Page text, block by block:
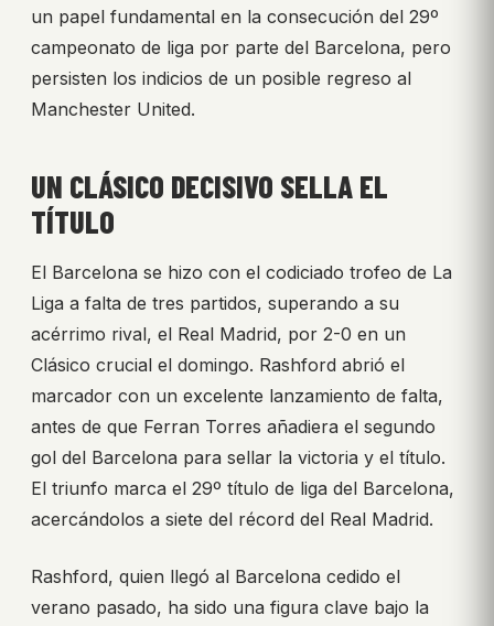
un papel fundamental en la consecución del 29º
campeonato de liga por parte del Barcelona, pero
persisten los indicios de un posible regreso al
Manchester United.
UN CLÁSICO DECISIVO SELLA EL
TÍTULO
El Barcelona se hizo con el codiciado trofeo de La
Liga a falta de tres partidos, superando a su
acérrimo rival, el Real Madrid, por 2-0 en un
Clásico crucial el domingo. Rashford abrió el
marcador con un excelente lanzamiento de falta,
antes de que Ferran Torres añadiera el segundo
gol del Barcelona para sellar la victoria y el título.
El triunfo marca el 29º título de liga del Barcelona,
acercándolos a siete del récord del Real Madrid.
Rashford, quien llegó al Barcelona cedido el
verano pasado, ha sido una figura clave bajo la